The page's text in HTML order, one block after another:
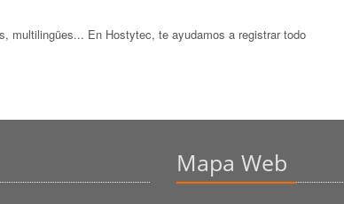
multilingües... En Hostytec, te ayudamos a registrar todo
Mapa Web